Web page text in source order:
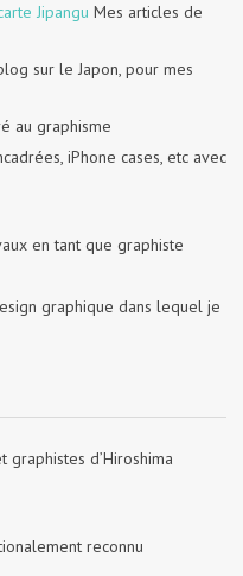
Jipangu Mes articles de
sur le Japon, pour mes
au graphisme
iPhone cases, etc avec
en tant que graphiste
graphique dans lequel je
graphistes d’Hiroshima
reconnu